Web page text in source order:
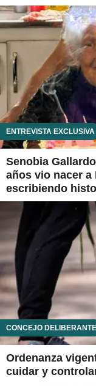
ENTREVISTA EXCLUSIVA
Senobia
años vio nacer
escribiendo
CONCEJO DELIBERANTE
Ordenanza
cuidar y